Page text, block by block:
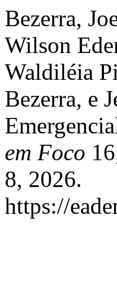
Bezerra,
Wilson
Waldiléia
Bezerra, e
em Foco
8, 2026.
https://